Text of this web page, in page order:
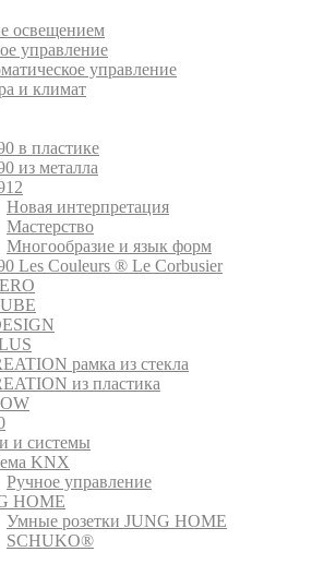
освещением
управление
управление
и климат
в пластике
из металла
Новая интерпретация
Мастерство
Многообразие и язык форм
Les Couleurs ® Le Corbusier
рамка из стекла
из пластика
и системы
KNX
Ручное управление
HOME
Умные розетки JUNG HOME
SCHUKO®